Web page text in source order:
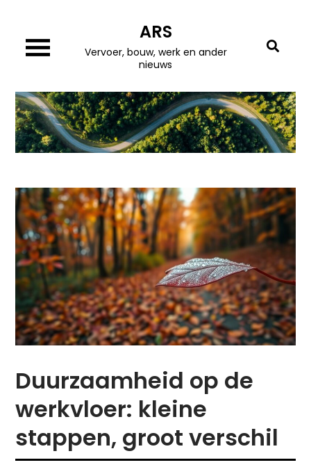
content
ARS
Vervoer, bouw, werk en ander
nieuws
Duurzaamheid op de
werkvloer: kleine
stappen, groot verschil